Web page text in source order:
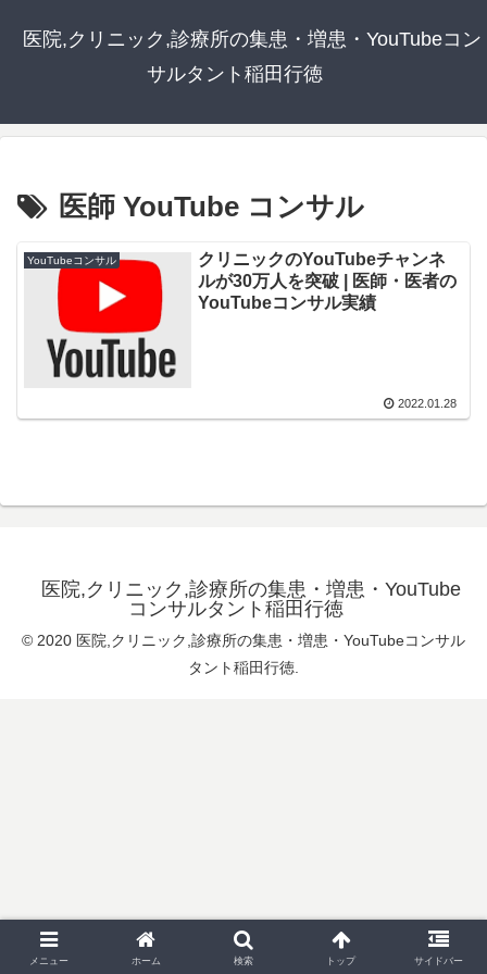
医院,クリニック,診療所の集患・増患・YouTubeコン
サルタント稲田行徳
医師 YouTube コンサル
YouTubeコンサル
クリニックのYouTubeチャンネ
ルが30万人を突破 | 医師・医者の
YouTubeコンサル実績
2022.01.28
医院,クリニック,診療所の集患・増患・YouTube
コンサルタント稲田行徳
© 2020 医院,クリニック,診療所の集患・増患・YouTubeコンサル
タント稲田行徳.
メニュー ホーム 検索 トップ サイドバー